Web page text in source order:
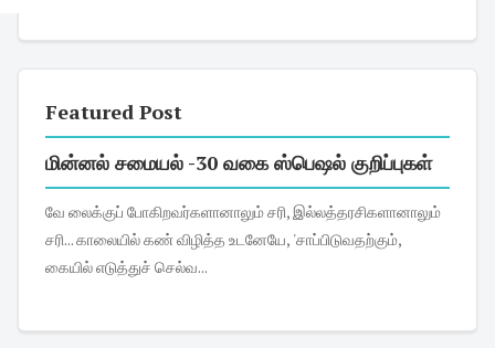
Featured Post
மின்னல் சமையல் -30 வகை ஸ்பெஷல் குறிப்புகள்
வே லைக்குப் போகிறவர்களானாலும் சரி, இல்லத்தரசிகளானாலும்
சரி... காலையில் கண் விழித்த உடனேயே, 'சாப்பிடுவதற்கும்,
கையில் எடுத்துச் செல்வ...